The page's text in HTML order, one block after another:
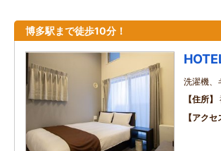
博多駅まで徒歩10分！
洗濯機、
住所
アクセ